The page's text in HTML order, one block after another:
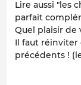
Lire aussi "les
parfait
Quel plaisir de
Il faut réinviter
précédents !